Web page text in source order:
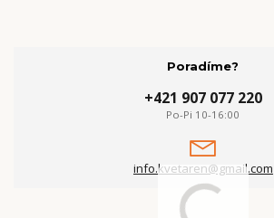
Poradíme?
+421 907 077 220
Po-Pi 10-16:00
info.kvetaren@gmail.com